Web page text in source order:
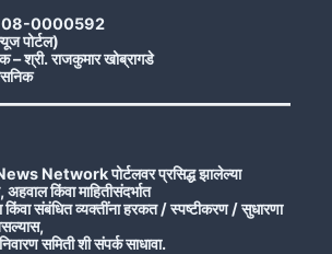
08-0000592
पोर्टल)
श्री. राजकुमार खोब्रागडे
Network पोर्टलवर प्रसिद्ध झालेल्या
किंवा माहितीसंदर्भात
संबंधित व्यक्तींना हरकत / स्पष्टीकरण / सुधारणा
समिती शी संपर्क साधावा.